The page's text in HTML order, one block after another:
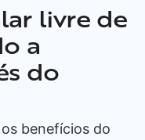
livre de
a
do
benefícios do